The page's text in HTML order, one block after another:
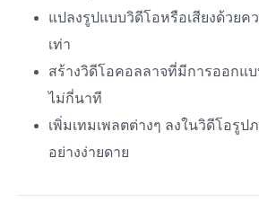
แปลงรูปแบบวิดีโอหรือเสียงด้วยค
เท่า
สร้างวิดีโอคอลลาจที่มีการออกแบ
ไม่กี่นาที
เพิ่มเทมเพลตต่างๆ ลงในวิดีโอรู
อย่างง่ายดาย